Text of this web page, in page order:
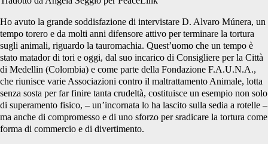
Ho avuto la grande soddisfazione di intervistare D. Alvaro Múnera, un
tempo torero e da molti anni difensore attivo per terminare la tortura
sugli animali, riguardo la tauromachia. Quest’uomo che un tempo è
stato matador di tori e oggi, dal suo incarico di Consigliere per la Città
di Medellin (Colombia) e come parte della Fondazione F.A.U.N.A.,
che riunisce varie Associazioni contro il maltrattamento Animale, lotta
senza sosta per far finire tanta crudeltà, costituisce un esempio non solo
di superamento fisico, – un’incornata lo ha lascito sulla sedia a rotelle –
ma anche di compromesso e di uno sforzo per sradicare la tortura come
forma di commercio e di divertimento.